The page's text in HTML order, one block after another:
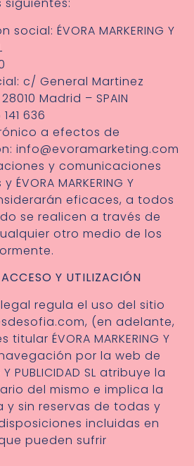
ÉVORA MARKERING Y
c/ General Martinez
Madrid – SPAIN
636
a efectos de
info@evoramarketing.com
y comunicaciones
MARKERING Y
eficaces, a todos
se realicen a través de
otro medio de los
Y UTILIZACIÓN
regula el uso del sitio
(en adelante,
titular ÉVORA MARKERING Y
navegación por la web de
Y PUBLICIDAD SL atribuye la
del mismo e implica la
sin reservas de todas y
incluidas en
pueden sufrir